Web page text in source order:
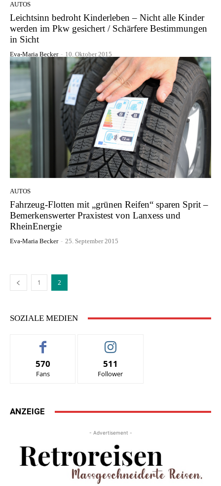
AUTOS
Leichtsinn bedroht Kinderleben – Nicht alle Kinder
werden im Pkw gesichert / Schärfere Bestimmungen
in Sicht
Eva-Maria Becker - 10. Oktober 2015
AUTOS
Fahrzeug-Flotten mit „grünen Reifen“ sparen Sprit –
Bemerkenswerter Praxistest von Lanxess und
RheinEnergie
Eva-Maria Becker - 25. September 2015
1 2
SOZIALE MEDIEN
570
Fans
511
Follower
ANZEIGE
- Advertisement -